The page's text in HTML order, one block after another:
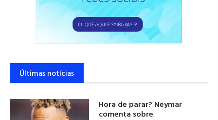
Últimas notícias
Hora de parar? Neymar
comenta sobre